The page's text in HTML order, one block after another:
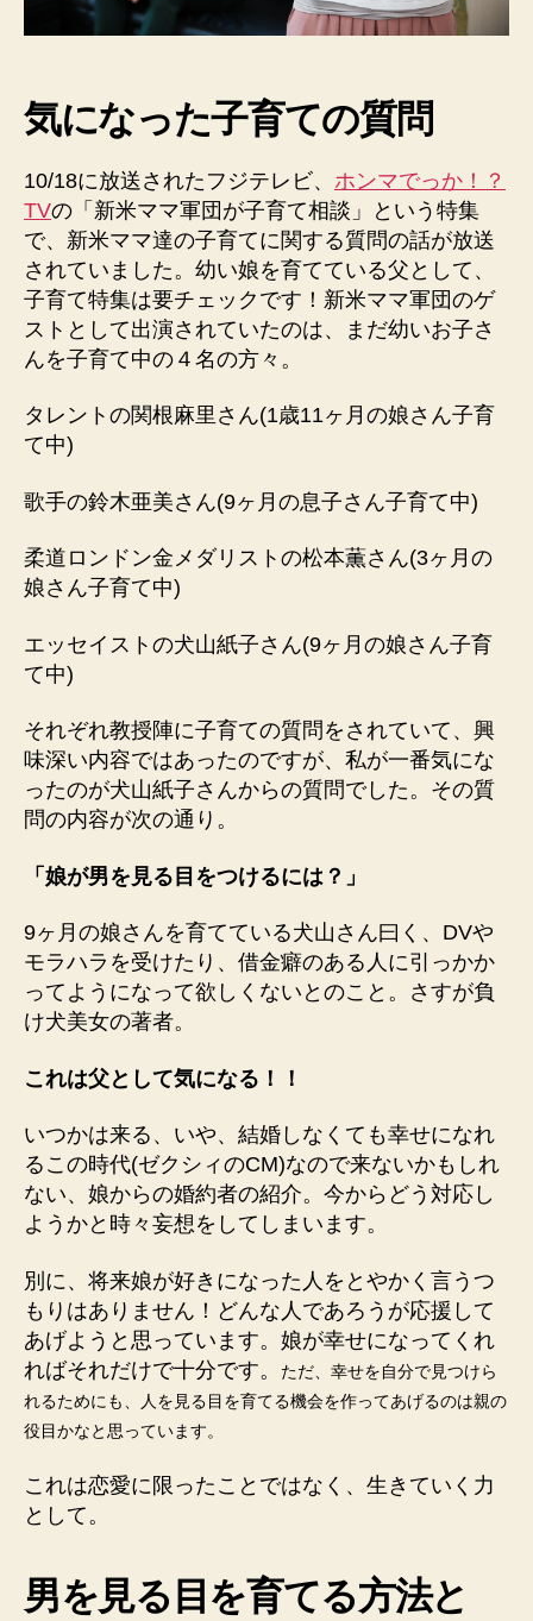
マ
か
TV(10/18)
見
て
父
思
っ
た
こ
へ
気になった子育ての質問
10/18に放送されたフジテレビ、 ホンマでっか！？
TVの「新米ママ軍団が子育て相談」という特集
で、新米ママ達の子育てに関する質問の話が放送
されていました。幼い娘を育てている父として、
子育て特集は要チェックです！新米ママ軍団のゲ
ストとして出演されていたのは、まだ幼いお子さ
んを子育て中の４名の方々。
タレントの関根麻里さん(1歳11ヶ月の娘さん子育
て中)
歌手の鈴木亜美さん(9ヶ月の息子さん子育て中)
柔道ロンドン金メダリストの松本薫さん(3ヶ月の
娘さん子育て中)
エッセイストの犬山紙子さん(9ヶ月の娘さん子育
て中)
それぞれ教授陣に子育ての質問をされていて、興
味深い内容ではあったのですが、私が一番気にな
ったのが犬山紙子さんからの質問でした。その質
問の内容が次の通り。
「娘が男を見る目をつけるには？」
9ヶ月の娘さんを育てている犬山さん曰く、DVや
モラハラを受けたり、借金癖のある人に引っかか
ってようになって欲しくないとのこと。さすが負
け犬美女の著者。
これは父として気になる！！
いつかは来る、いや、結婚しなくても幸せになれ
るこの時代(ゼクシィのCM)なので来ないかもしれ
ない、娘からの婚約者の紹介。今からどう対応し
ようかと時々妄想をしてしまいます。
別に、将来娘が好きになった人をとやかく言うつ
もりはありません！どんな人であろうが応援して
あげようと思っています。娘が幸せになってくれ
ればそれだけで十分です。
ただ、幸せを自分で見つけら
れるためにも、人を見る目を育てる機会を作ってあげるのは親の
役目かなと思っています。
これは恋愛に限ったことではなく、生きていく力
として。
男を見る目を育てる方法と